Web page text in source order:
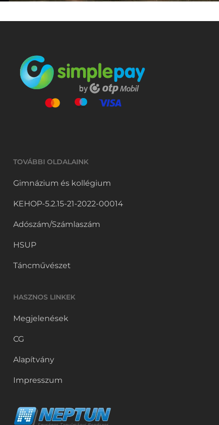
TOVÁBBI OLDALAINK
Gimnázium és kollégium
KEHOP-5.2.15-21-2022-00014
Adószám/Számlaszám
HSUP
Táncművészet
HASZNOS LINKEK
Megjelenések
CG
Alapítvány
Impresszum